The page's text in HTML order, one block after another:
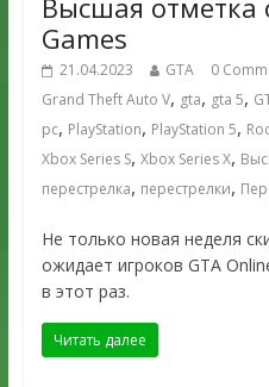
Высшая отметка
Games
21.04.2023 GTA 0
Grand Theft Auto V, gta, gta 5,
pc, PlayStation, PlayStation 5,
Xbox Series S, Xbox Series X,
перестрелка, перестрелки,
Не только новая неделя
ожидает игроков GTA
в этот раз.
Читать далее